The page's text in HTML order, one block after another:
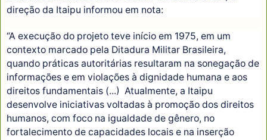
direção da Itaipu informou em nota:
“A execução do projeto teve início em 1975, em um
contexto marcado pela Ditadura Militar Brasileira,
quando práticas autoritárias resultaram na sonegação de
informações e em violações à dignidade humana e aos
direitos fundamentais (...) Atualmente, a Itaipu
desenvolve iniciativas voltadas à promoção dos direitos
humanos, com foco na igualdade de gênero, no
fortalecimento de capacidades locais e na inserção